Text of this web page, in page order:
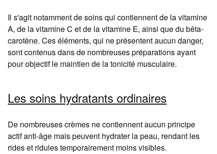
Il s'agit notamment de soins qui contiennent de la vitamine
A, de la vitamine C et de la vitamine E, ainsi que du bêta-
carotène. Ces éléments, qui ne présentent aucun danger,
sont contenus dans de nombreuses préparations ayant
pour objectif le maintien de la tonicité musculaire.
Les soins hydratants ordinaires
De nombreuses crèmes ne contiennent aucun principe
actif anti-âge mais peuvent hydrater la peau, rendant les
rides et ridules temporairement moins visibles.